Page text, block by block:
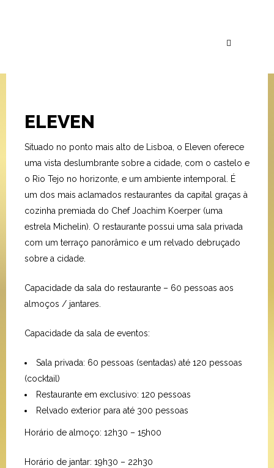
ELEVEN
Situado no ponto mais alto de Lisboa, o Eleven oferece
uma vista deslumbrante sobre a cidade, com o castelo e
o Rio Tejo no horizonte, e um ambiente intemporal. É
um dos mais aclamados restaurantes da capital graças à
cozinha premiada do Chef Joachim Koerper (uma
estrela Michelin). O restaurante possui uma sala privada
com um terraço panorâmico e um relvado debruçado
sobre a cidade.
Capacidade da sala do restaurante – 60 pessoas aos
almoços / jantares.
Capacidade da sala de eventos:
Sala privada: 60 pessoas (sentadas) até 120 pessoas
(cocktail)
Restaurante em exclusivo: 120 pessoas
Relvado exterior para até 300 pessoas
Horário de almoço: 12h30 – 15h00
Horário de jantar: 19h30 – 22h30